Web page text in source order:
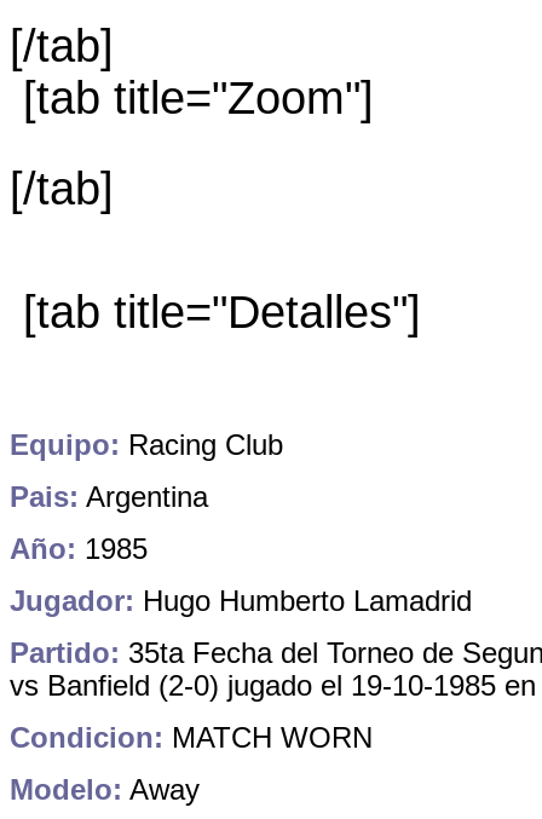
[/tab]
[tab title="Zoom"]
[/tab]
[tab title="Detalles"]
Equipo: Racing Club
Pais: Argentina
Año: 1985
Jugador: Hugo Humberto Lamadrid
Partido: 35ta Fecha del Torneo de
vs Banfield (2-0) jugado el 19-10-1985
Condicion: MATCH WORN
Modelo: Away